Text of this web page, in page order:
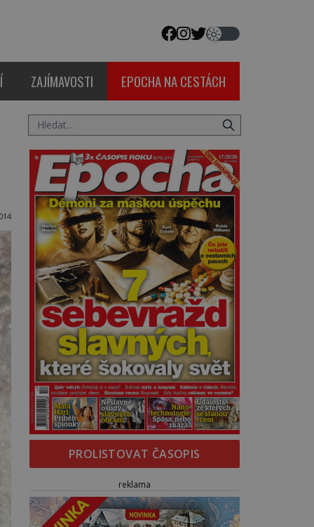
ZAJÍMAVOSTI EPOCHA NA CESTÁCH
PROLISTOVAT ČASOPIS
reklama